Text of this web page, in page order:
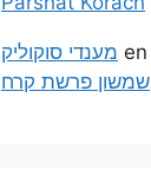
מענדי סוקוליק en
שמשון פרשת קרח